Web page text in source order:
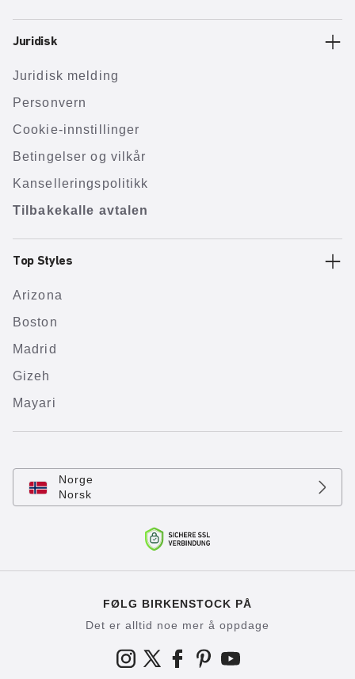
Juridisk
Juridisk melding
Personvern
Cookie-innstillinger
Betingelser og vilkår
Kanselleringspolitikk
Tilbakekalle avtalen
Top Styles
Arizona
Boston
Madrid
Gizeh
Mayari
Norge
Norsk
FØLG BIRKENSTOCK PÅ
Det er alltid noe mer å oppdage